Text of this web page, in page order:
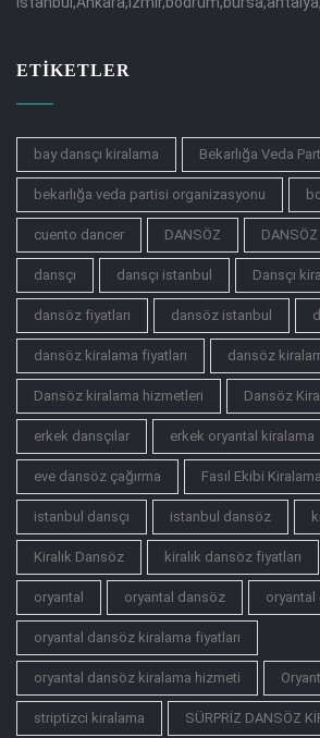
ETIKETLER
bay dansçı kiralama Bekarlığa Veda
bekarlığa veda partisi organizasyonu
cuento dancer DANSÖZ
dansçı dansçı istanbul Dansçı
dansöz fiyatları dansöz istanbul
dansöz kiralama fiyatları dansöz
Dansöz kiralama hizmetleri Dansöz
erkek dansçılar erkek oryantal kiralama
eve dansöz çağırma Fasıl Ekibi Kiralama
istanbul dansçı istanbul dansöz
Kiralık Dansöz kiralık dansöz fiyatları
oryantal oryantal dansöz oryantal
oryantal dansöz kiralama fiyatları
oryantal dansöz kiralama hizmeti
striptizci kiralama SÜRPRİZ DANSÖZ